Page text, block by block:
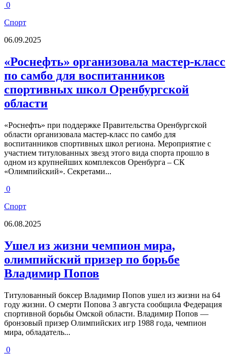
0
Спорт
06.09.2025
«Роснефть» организовала мастер-класс
по самбо для воспитанников
спортивных школ Оренбургской
области
«Роснефть» при поддержке Правительства Оренбургской
области организовала мастер-класс по самбо для
воспитанников спортивных школ региона. Мероприятие с
участием титулованных звезд этого вида спорта прошло в
одном из крупнейших комплексов Оренбурга – СК
«Олимпийский». Секретами...
0
Спорт
06.08.2025
Ушел из жизни чемпион мира,
олимпийский призер по борьбе
Владимир Попов
Титулованный боксер Владимир Попов ушел из жизни на 64
году жизни. О смерти Попова 3 августа сообщила Федерация
спортивной борьбы Омской области. Владимир Попов —
бронзовый призер Олимпийских игр 1988 года, чемпион
мира, обладатель...
0